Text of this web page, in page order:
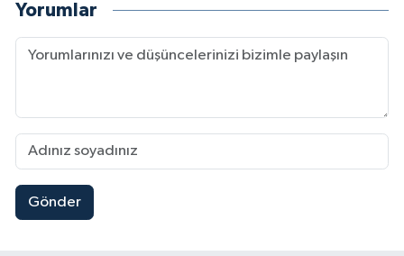
Yorumlar
Gönder